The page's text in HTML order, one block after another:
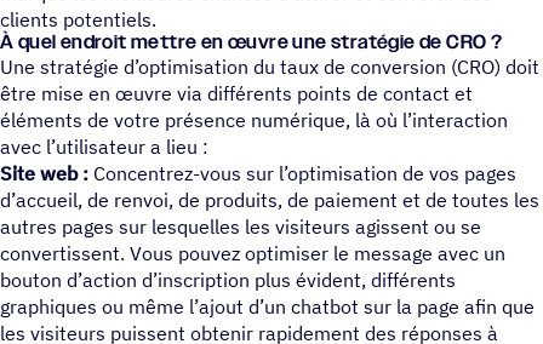
clients potentiels.
À quel endroit mettre en œuvre une stra­té­gie de CRO ?
Une stratégie d’optimisation du taux de conversion (CRO) doit
être mise en œuvre via différents points de contact et
éléments de votre présence numérique, là où l’interaction
avec l’utilisateur a lieu :
Site web : Concentrez-vous sur l’optimisation de vos pages
d’accueil, de renvoi, de produits, de paiement et de toutes les
autres pages sur lesquelles les visiteurs agissent ou se
convertissent. Vous pouvez optimiser le message avec un
bouton d’action d’inscription plus évident, différents
graphiques ou même l’ajout d’un chatbot sur la page afin que
les visiteurs puissent obtenir rapidement des réponses à